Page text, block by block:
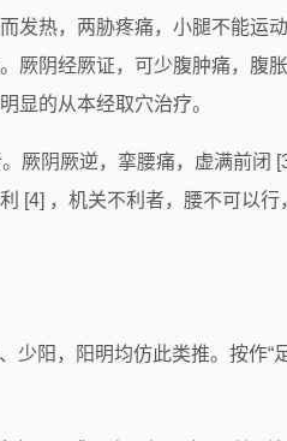
发热，两胁疼痛，小腿不能运
厥阴经厥证，可少腹肿痛，腹
显的从本经取穴治疗。
厥阴厥逆，挛腰痛，虚满前闭
[4] ，机关不利者，腰不可以行
阳，阳明均仿此类推。按作“